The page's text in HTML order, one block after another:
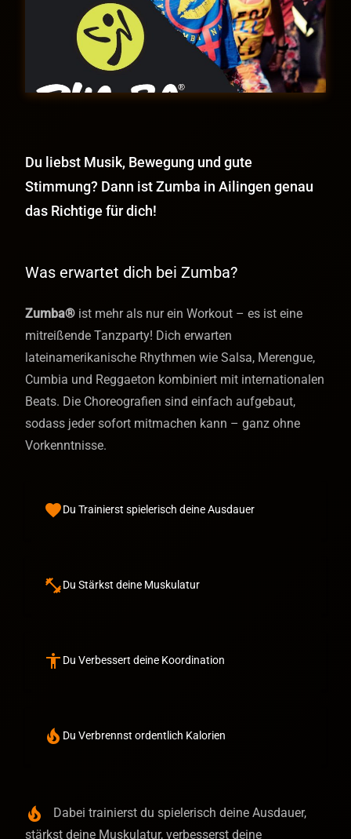
Du liebst Musik, Bewegung und gute
Stimmung? Dann ist Zumba in Ailingen genau
das Richtige für dich!
Was erwartet dich bei Zumba?
Zumba® ist mehr als nur ein Workout – es ist eine
mitreißende Tanzparty! Dich erwarten
lateinamerikanische Rhythmen wie Salsa, Merengue,
Cumbia und Reggaeton kombiniert mit internationalen
Beats. Die Choreografien sind einfach aufgebaut,
sodass jeder sofort mitmachen kann – ganz ohne
Vorkenntnisse.
favoriteDu Trainierst spielerisch deine Ausdauer
fitness_centerDu Stärkst deine Muskulatur
accessibility Du Verbessert deine Koordination
local_fire_department Du Verbrennst ordentlich Kalorien
local_fire_department
Dabei trainierst du spielerisch deine Ausdauer,
stärkst deine Muskulatur, verbesserst deine